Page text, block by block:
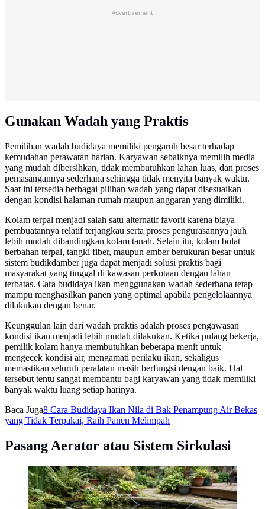
Advertisement
Gunakan Wadah yang Praktis
Pemilihan wadah budidaya memiliki pengaruh besar terhadap
kemudahan perawatan harian. Karyawan sebaiknya memilih media
yang mudah dibersihkan, tidak membutuhkan lahan luas, dan proses
pemasangannya sederhana sehingga tidak menyita banyak waktu.
Saat ini tersedia berbagai pilihan wadah yang dapat disesuaikan
dengan kondisi halaman rumah maupun anggaran yang dimiliki.
Kolam terpal menjadi salah satu alternatif favorit karena biaya
pembuatannya relatif terjangkau serta proses pengurasannya jauh
lebih mudah dibandingkan kolam tanah. Selain itu, kolam bulat
berbahan terpal, tangki fiber, maupun ember berukuran besar untuk
sistem budikdamber juga dapat menjadi solusi praktis bagi
masyarakat yang tinggal di kawasan perkotaan dengan lahan
terbatas. Cara budidaya ikan menggunakan wadah sederhana tetap
mampu menghasilkan panen yang optimal apabila pengelolaannya
dilakukan dengan benar.
Keunggulan lain dari wadah praktis adalah proses pengawasan
kondisi ikan menjadi lebih mudah dilakukan. Ketika pulang bekerja,
pemilik kolam hanya membutuhkan beberapa menit untuk
mengecek kondisi air, mengamati perilaku ikan, sekaligus
memastikan seluruh peralatan masih berfungsi dengan baik. Hal
tersebut tentu sangat membantu bagi karyawan yang tidak memiliki
banyak waktu luang setiap harinya.
Baca Juga8 Cara Budidaya Ikan Nila di Bak Penampung Air Bekas
yang Tidak Terpakai, Raih Panen Melimpah
Pasang Aerator atau Sistem Sirkulasi